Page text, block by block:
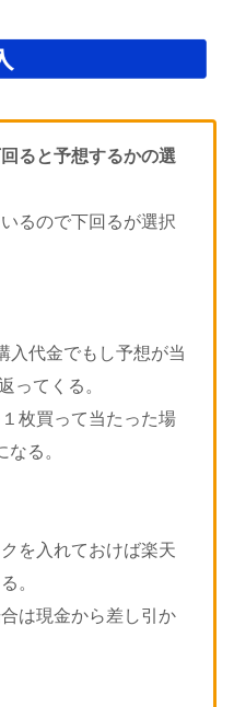
ると予想するかの選
ので下回るが選択
代金でもし予想が当
ってくる。
枚買って当たった場
る。
入れておけば楽天
。
は現金から差し引か